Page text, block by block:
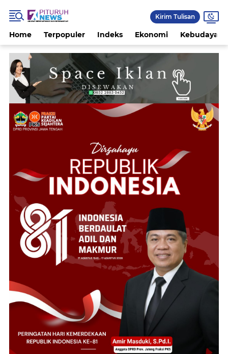
Kirim Tulisan
Home Terpopuler Indeks Ekonomi Kebudayaan